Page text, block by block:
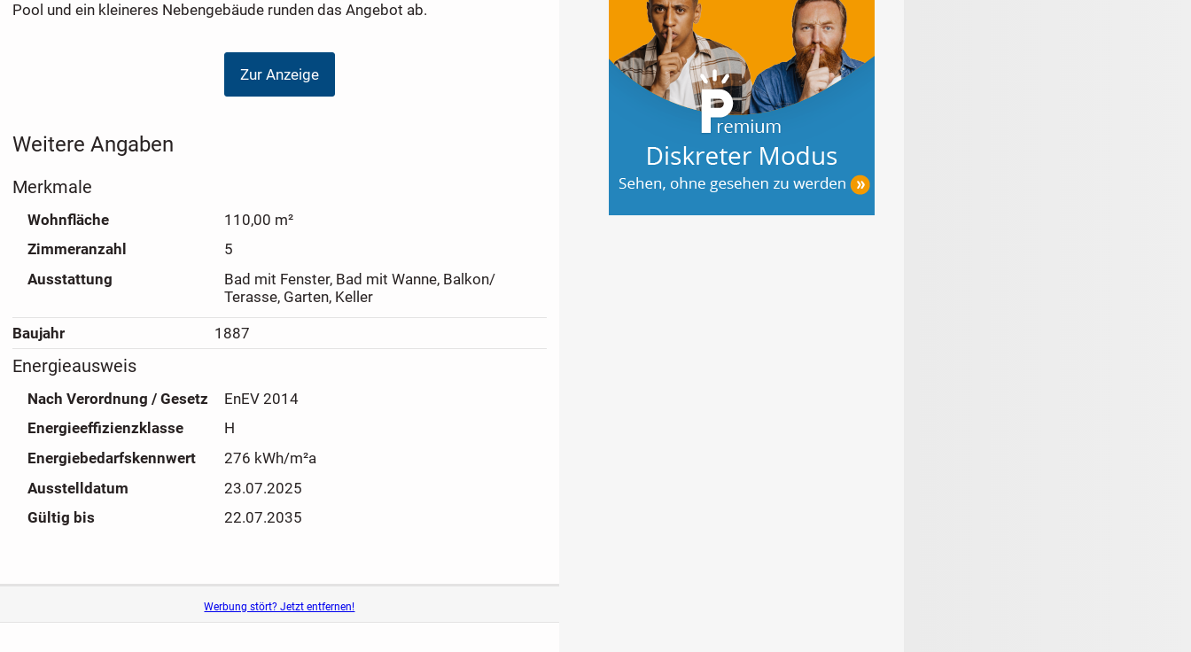
Pool und ein kleineres Nebengebäude runden das Angebot ab.
Zur Anzeige
Weitere Angaben
Merkmale
Wohnfläche
110,00 m²
Zimmeranzahl
5
Ausstattung
Bad mit Fenster, Bad mit Wanne, Balkon/
Terasse, Garten, Keller
Baujahr 1887
Energieausweis
Nach Verordnung / Gesetz
EnEV 2014
Energieeffizienzklasse
H
Energiebedarfskennwert
276 kWh/m²a
Ausstelldatum
23.07.2025
Gültig bis
22.07.2035
Werbung stört? Jetzt entfernen!